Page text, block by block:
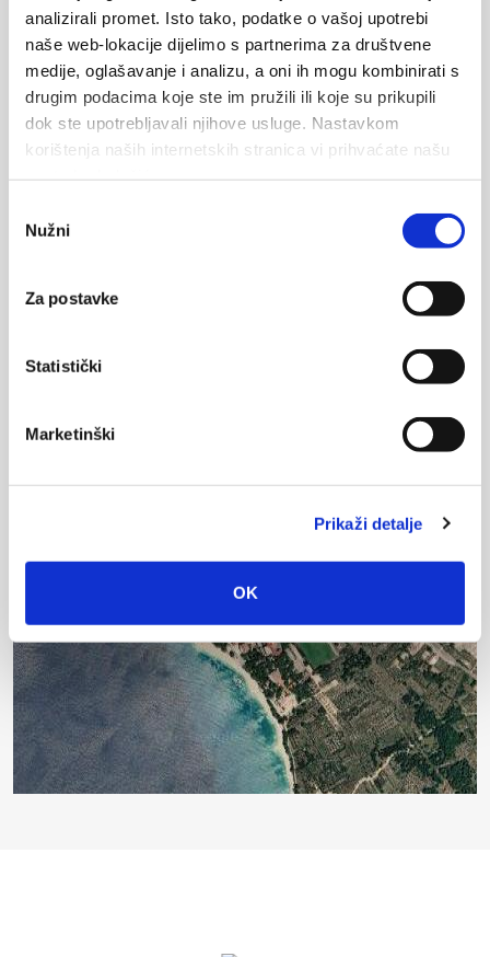
analizirali promet. Isto tako, podatke o vašoj upotrebi
naše web-lokacije dijelimo s partnerima za društvene
medije, oglašavanje i analizu, a oni ih mogu kombinirati s
drugim podacima koje ste im pružili ili koje su prikupili
dok ste upotrebljavali njihove usluge. Nastavkom
korištenja naših internetskih stranica vi prihvaćate našu
pristanka
Nužni
Za postavke
Statistički
Marketinški
Prikaži detalje
OK
Vos données seront envoyées au propriétaire de l'hébergement
et stockées sur le serveur de messagerie.
ENVOYER
Raccourcis clavier Conditions d'utilisation